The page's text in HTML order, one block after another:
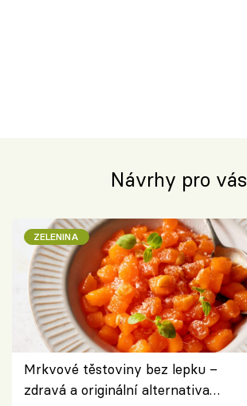
Návrhy pro vás
ZELENINA
Mrkvové těstoviny bez lepku –
zdravá a originální alternativa